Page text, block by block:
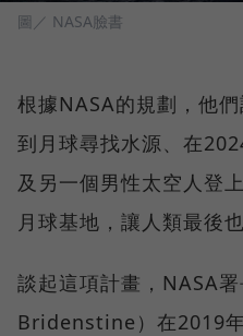
圖／ NASA臉書
根據NASA的規劃，他
到月球尋找水源、在
及另一個男性太空人登
月球基地，讓人類最後
談起這項計畫，NASA
Bridenstine）在2019